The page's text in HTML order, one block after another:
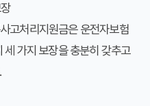
고처리지원금은 운전자보험
세 가지 보장을 충분히 갖추고